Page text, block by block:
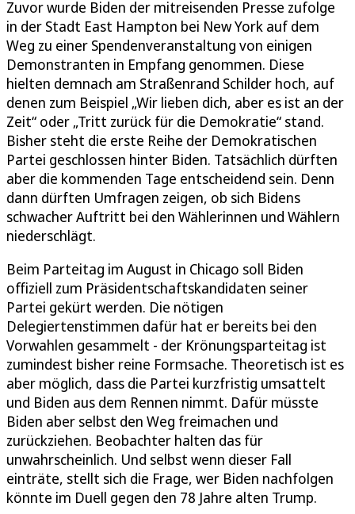
Zuvor wurde Biden der mitreisenden Presse zufolge
in der Stadt East Hampton bei New York auf dem
Weg zu einer Spendenveranstaltung von einigen
Demonstranten in Empfang genommen. Diese
hielten demnach am Straßenrand Schilder hoch, auf
denen zum Beispiel „Wir lieben dich, aber es ist an der
Zeit“ oder „Tritt zurück für die Demokratie“ stand.
Bisher steht die erste Reihe der Demokratischen
Partei geschlossen hinter Biden. Tatsächlich dürften
aber die kommenden Tage entscheidend sein. Denn
dann dürften Umfragen zeigen, ob sich Bidens
schwacher Auftritt bei den Wählerinnen und Wählern
niederschlägt.
Beim Parteitag im August in Chicago soll Biden
offiziell zum Präsidentschaftskandidaten seiner
Partei gekürt werden. Die nötigen
Delegiertenstimmen dafür hat er bereits bei den
Vorwahlen gesammelt - der Krönungsparteitag ist
zumindest bisher reine Formsache. Theoretisch ist es
aber möglich, dass die Partei kurzfristig umsattelt
und Biden aus dem Rennen nimmt. Dafür müsste
Biden aber selbst den Weg freimachen und
zurückziehen. Beobachter halten das für
unwahrscheinlich. Und selbst wenn dieser Fall
einträte, stellt sich die Frage, wer Biden nachfolgen
könnte im Duell gegen den 78 Jahre alten Trump.